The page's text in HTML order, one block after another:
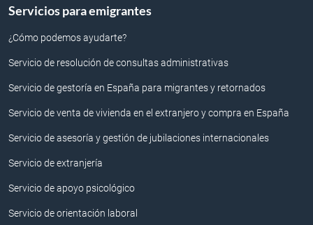
Servicios para emigrantes
¿Cómo podemos ayudarte?
Servicio de resolución de consultas administrativas
Servicio de gestoría en España para migrantes y retornados
Servicio de venta de vivienda en el extranjero y compra en España
Servicio de asesoría y gestión de jubilaciones internacionales
Servicio de extranjería
Servicio de apoyo psicológico
Servicio de orientación laboral